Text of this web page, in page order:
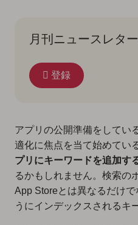
月刊ニュースレタ
登録
アプリの公開準備をしてい
適化に焦点を当て始めてい
プリにキーワードを追加す
るかもしれません。検索の
App Storeとは異なるだけ
うにインデックスされるキ